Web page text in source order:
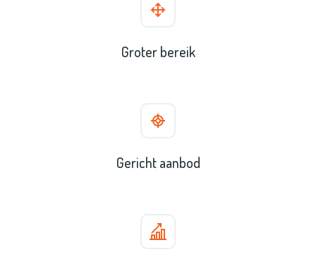
Groter bereik
Gericht aanbod